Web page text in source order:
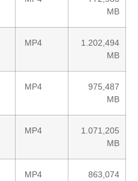
MB
MP4
1.202,494
MB
MP4
975,487
MB
MP4
1.071,205
MB
MP4
863,074